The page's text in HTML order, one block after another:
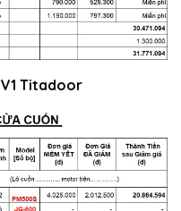
Titadoor